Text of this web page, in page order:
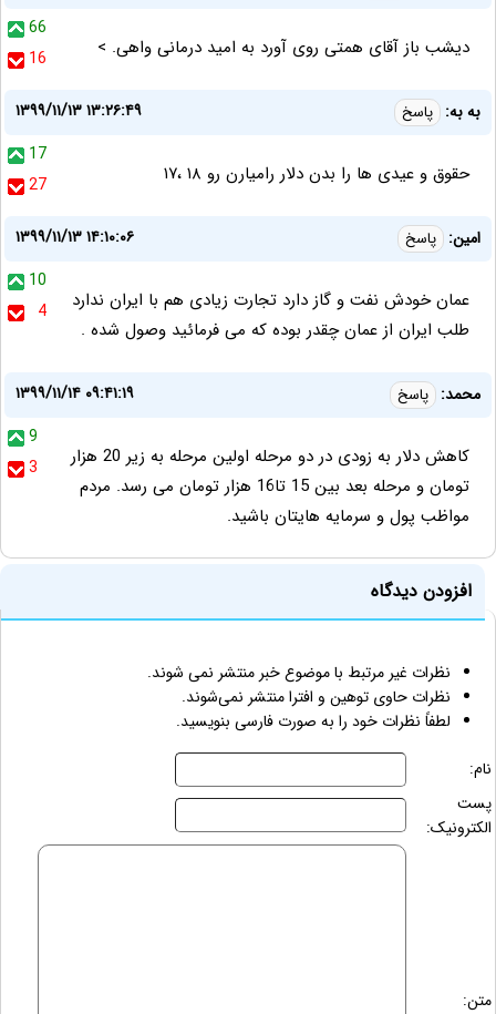
66
16
دیشب باز آقای همتی روی آورد به امید درمانی واهی. >
به به: پاسخ
۱۳۹۹/۱۱/۱۳ ۱۳:۲۶:۴۹
17
27
حقوق و عیدی ها را بدن دلار رامیارن رو ۱۸ ،۱۷
امین: پاسخ
۱۳۹۹/۱۱/۱۳ ۱۴:۱۰:۰۶
10
4
عمان خودش نفت و گاز دارد تجارت زیادی هم با ایران ندارد
طلب ایران از عمان چقدر بوده که می فرمائید وصول شده .
محمد: پاسخ
۱۳۹۹/۱۱/۱۴ ۰۹:۴۱:۱۹
9
3
کاهش دلار به زودی در دو مرحله اولین مرحله به زیر 20 هزار
تومان و مرحله بعد بین 15 تا16 هزار تومان می رسد. مردم
مواظب پول و سرمایه هایتان باشید.
افزودن دیدگاه
نظرات غیر مرتبط با موضوع خبر منتشر نمی شوند.
نظرات حاوی توهین و افترا منتشر نمی‌شوند.
لطفاً نظرات خود را به صورت فارسی بنویسید.
نام:
پست
الکترونیک:
متن: